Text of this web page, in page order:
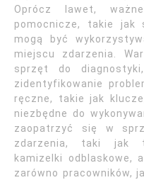
Oprócz lawet,
pomocnicze, takie jak
mogą być
miejscu zdarzenia.
sprzęt do
zidentyfikowanie
ręczne, takie jak
niezbędne do
zaopatrzyć się w
zdarzenia, taki jak
kamizelki odblaskowe,
zarówno pracowników,